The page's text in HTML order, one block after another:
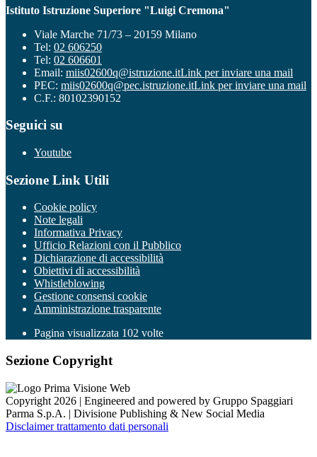
Istituto Istruzione Superiore "Luigi Cremona"
Viale Marche 71/73 – 20159 Milano
Tel: 02 606250
Tel: 02 606601
Email: miis02600q@istruzione.itLink per inviare una mail
PEC: miis02600q@pec.istruzione.itLink per inviare una mail
C.F.: 80102390152
Seguici su
Youtube
Sezione Link Utili
Cookie policy
Note legali
Informativa Privacy
Ufficio Relazioni con il Pubblico
Dichiarazione di accessibilità
Obiettivi di accessibilità
Whistleblowing
Gestione consensi cookie
Amministrazione trasparente
Pagina visualizzata 102 volte
Sezione Copyright
Copyright 2026 | Engineered and powered by Gruppo Spaggiari
Parma S.p.A. | Divisione Publishing & New Social Media
Disclaimer trattamento dati personali